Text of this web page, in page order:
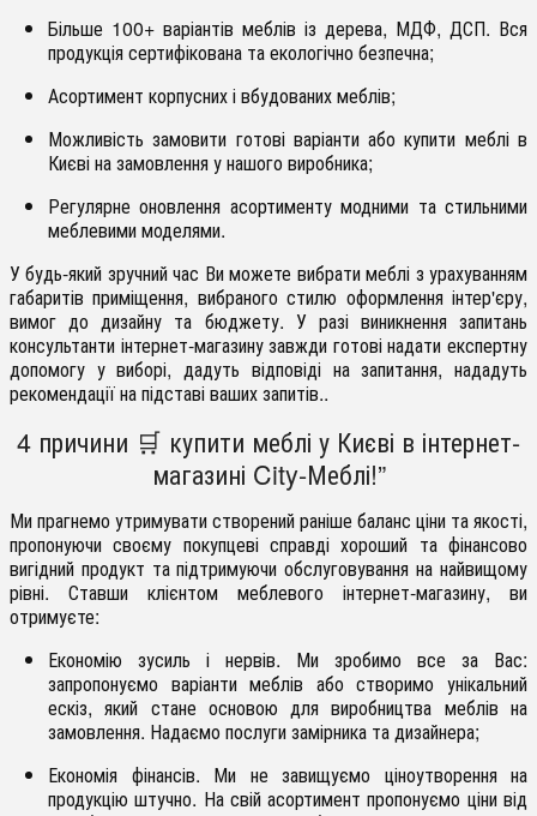
Більше 100+ варіантів меблів із дерева, МДФ, ДСП. Вся
продукція сертифікована та екологічно безпечна;
Асортимент корпусних і вбудованих меблів;
Можливість замовити готові варіанти або купити меблі в
Києві на замовлення у нашого виробника;
Регулярне оновлення асортименту модними та стильними
меблевими моделями.
У будь-який зручний час Ви можете вибрати меблі з урахуванням
габаритів приміщення, вибраного стилю оформлення інтер'єру,
вимог до дизайну та бюджету. У разі виникнення запитань
консультанти інтернет-магазину завжди готові надати експертну
допомогу у виборі, дадуть відповіді на запитання, нададуть
рекомендації на підставі ваших запитів..
4 причини 🛒 купити меблі у Києві в інтернет-
магазині City-Меблі!”
Ми прагнемо утримувати створений раніше баланс ціни та якості,
пропонуючи своєму покупцеві справді хороший та фінансово
вигідний продукт та підтримуючи обслуговування на найвищому
рівні. Ставши клієнтом меблевого інтернет-магазину, ви
отримуєте:
Економію зусиль і нервів. Ми зробимо все за Вас:
запропонуємо варіанти меблів або створимо унікальний
ескіз, який стане основою для виробництва меблів на
замовлення. Надаємо послуги замірника та дизайнера;
Економія фінансів. Ми не завищуємо ціноутворення на
продукцію штучно. На свій асортимент пропонуємо ціни від